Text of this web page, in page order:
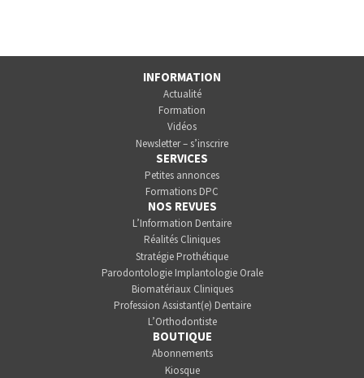
INFORMATION
Actualité
Formation
Vidéos
Newsletter – s’inscrire
SERVICES
Petites annonces
Formations DPC
NOS REVUES
L’Information Dentaire
Réalités Cliniques
Stratégie Prothétique
Parodontologie Implantologie Orale
Biomatériaux Cliniques
Profession Assistant(e) Dentaire
L’Orthodontiste
BOUTIQUE
Abonnements
Kiosque